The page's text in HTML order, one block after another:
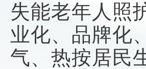
失能老年人照
业化、品牌化
气、热按居民